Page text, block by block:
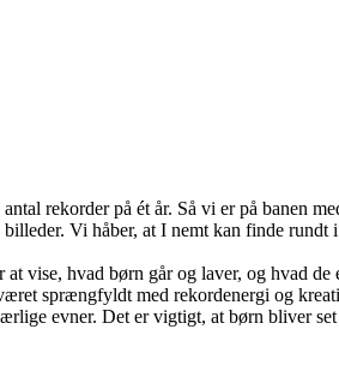
rekorder på ét år. Så vi er på banen
Vi håber, at I nemt kan finde rundt
hvad børn går og laver, og hvad de
sprængfyldt med rekordenergi og
evner. Det er vigtigt, at børn bliver